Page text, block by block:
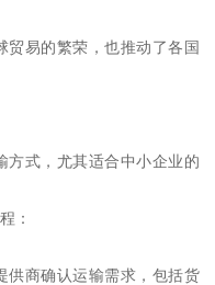
贸易的繁荣，也推动了各国
方式，尤其适合中小企业的
：
供商确认运输需求，包括货